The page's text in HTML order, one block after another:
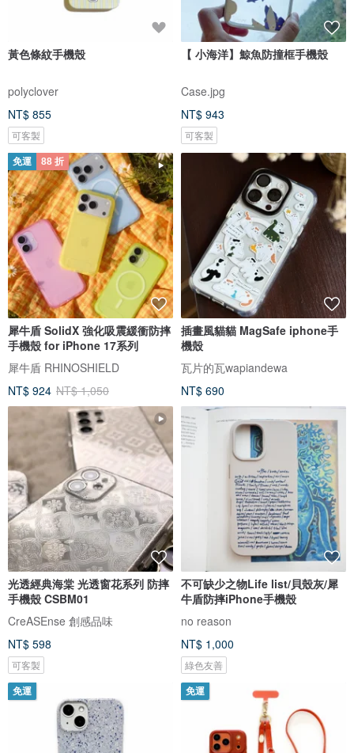
黃色條紋手機殼
polyclover
NT$ 855
可客製
【 小海洋】鯨魚防撞框手機殼
Case.jpg
NT$ 943
可客製
免運 88 折
犀牛盾 SolidX 強化吸震緩衝防摔
手機殼 for iPhone 17系列
犀牛盾 RHINOSHIELD
NT$ 924 NT$ 1,050
插畫風貓貓 MagSafe iphone手
機殼
瓦片的瓦wapiandewa
NT$ 690
光透經典海棠 光透窗花系列 防摔
手機殼 CSBM01
CreASEnse 創感品味
NT$ 598
可客製
不可缺少之物Life list/貝殼灰/犀
牛盾防摔iPhone手機殼
no reason
NT$ 1,000
綠色友善
免運 免運